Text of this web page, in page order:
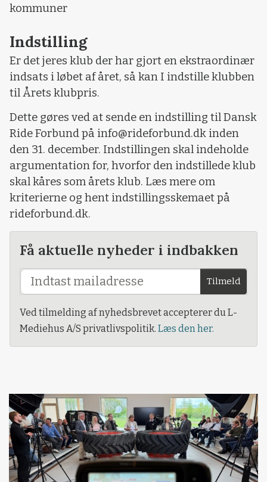
kommuner
Indstilling
Er det jeres klub der har gjort en ekstraordinær
indsats i løbet af året, så kan I indstille klubben
til Årets klubpris.
Dette gøres ved at sende en indstilling til Dansk
Ride Forbund på info@rideforbund.dk inden
den 31. december. Indstillingen skal indeholde
argumentation for, hvorfor den indstillede klub
skal kåres som årets klub. Læs mere om
kriterierne og hent indstillingsskemaet på
rideforbund.dk.
Få aktuelle nyheder i indbakken
Tilmeld
Ved tilmelding af nyhedsbrevet accepterer du L-
Mediehus A/S privatlivspolitik. Læs den her.